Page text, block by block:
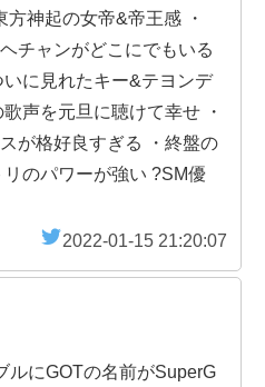
神起の女帝&帝王感 ・
チャンがどこにでもいる
いに見れたキー&テヨンデ
声を元旦に聴けて幸せ ・
が格好良すぎる ・終盤の
のパワーが強い ?SM優
2022-01-15 21:20:07
ルにGOTの名前がSuperG